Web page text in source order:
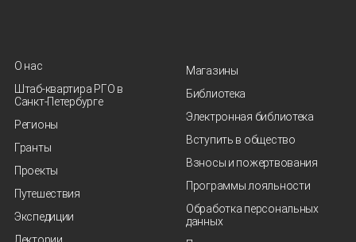
О нас
Штаб-квартира РГО в
Санкт‑Петербурге
Регионы
Гранты
Проекты
Путешествия
Экспедиции
Магазины
Библиотека
Электронная библиотека
Вступить в общество
Взносы и пожертвования
Программы лояльности
Обработка персональных
данных